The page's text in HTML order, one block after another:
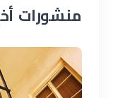
منشورات